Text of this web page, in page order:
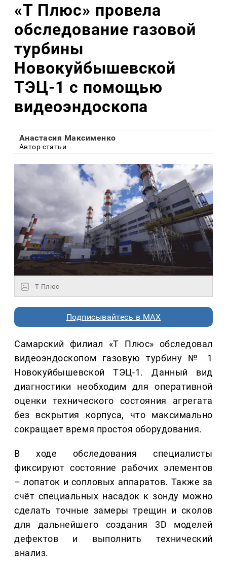
«Т Плюс» провела
обследование газовой
турбины
Новокуйбышевской
ТЭЦ-1 с помощью
видеоэндоскопа
Анастасия Максименко
Автор статьи
Т Плюс
Подписывайтесь в MAX
Самарский филиал «Т Плюс» обследовал
видеоэндоскопом газовую турбину № 1
Новокуйбышевской ТЭЦ-1. Данный вид
диагностики необходим для оперативной
оценки технического состояния агрегата
без вскрытия корпуса, что максимально
сокращает время простоя оборудования.
В ходе обследования специалисты
фиксируют состояние рабочих элементов
– лопаток и сопловых аппаратов. Также за
счёт специальных насадок к зонду можно
сделать точные замеры трещин и сколов
для дальнейшего создания 3D моделей
дефектов и выполнить технический
анализ.